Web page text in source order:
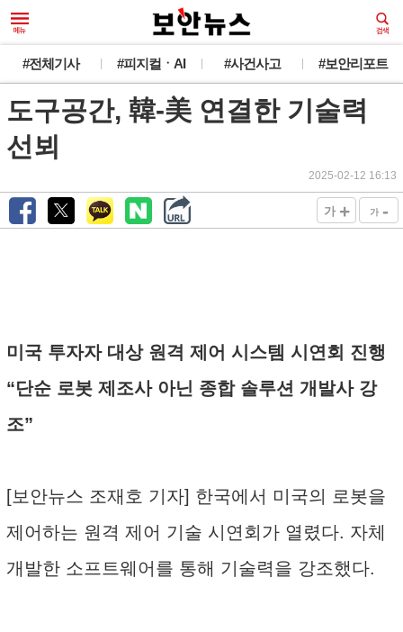
#전체기사 #피지컬ㆍAI #사건사고 #보안리포트
도구공간, 韓-美 연결한 기술력
선뵈
2025-02-12 16:13
가 + 가 -
미국 투자자 대상 원격 제어 시스템 시연회 진행
“단순 로봇 제조사 아닌 종합 솔루션 개발사 강
조”
[보안뉴스 조재호 기자] 한국에서 미국의 로봇을
제어하는 원격 제어 기술 시연회가 열렸다. 자체
개발한 소프트웨어를 통해 기술력을 강조했다.